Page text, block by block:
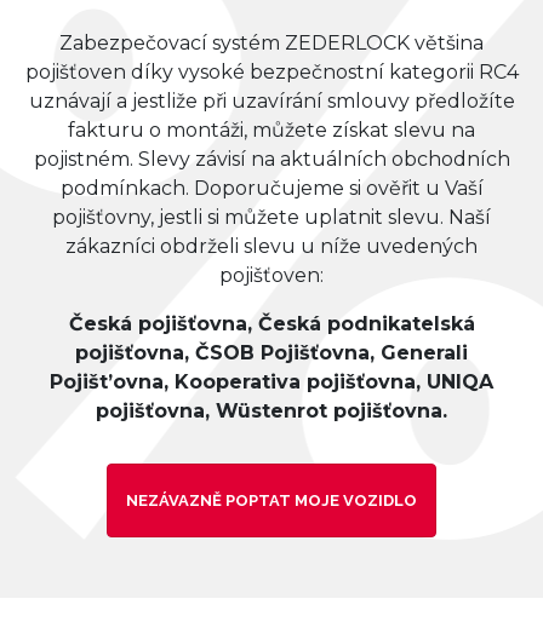
Zabezpečovací systém ZEDERLOCK většina
pojišťoven díky vysoké bezpečnostní kategorii RC4
uznávají a jestliže při uzavírání smlouvy předložíte
fakturu o montáži, můžete získat slevu na
pojistném. Slevy závisí na aktuálních obchodních
podmínkach. Doporučujeme si ověřit u Vaší
pojišťovny, jestli si můžete uplatnit slevu. Naší
zákazníci obdrželi slevu u níže uvedených
pojišťoven:
Česká pojišťovna, Česká podnikatelská
pojišťovna, ČSOB Pojišťovna, Generali
Pojišt’ovna, Kooperativa pojišťovna, UNIQA
pojišťovna, Wüstenrot pojišťovna.
NEZÁVAZNĚ POPTAT MOJE VOZIDLO